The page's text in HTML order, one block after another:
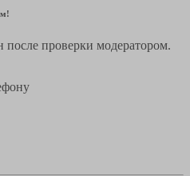
проверки модератором.